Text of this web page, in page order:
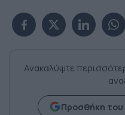
Ανακαλύψτε
Προσθήκη